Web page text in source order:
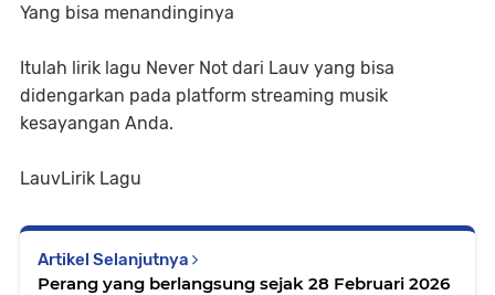
Yang bisa menandinginya
Itulah lirik lagu Never Not dari Lauv yang bisa
didengarkan pada platform streaming musik
kesayangan Anda.
LauvLirik Lagu
Artikel Selanjutnya
Perang yang berlangsung sejak 28 Februari 2026